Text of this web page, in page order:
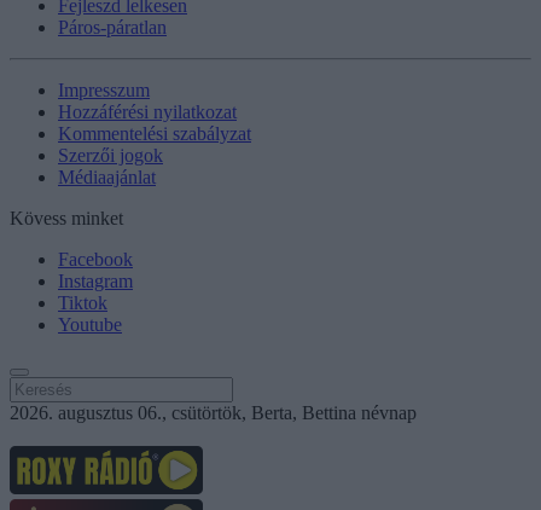
Fejleszd lelkesen
Páros-páratlan
Impresszum
Hozzáférési nyilatkozat
Kommentelési szabályzat
Szerzői jogok
Médiaajánlat
Kövess minket
Facebook
Instagram
Tiktok
Youtube
2026. augusztus 06., csütörtök, Berta, Bettina névnap